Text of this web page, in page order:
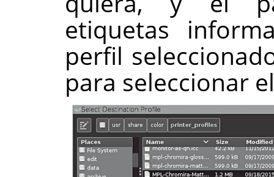
etiquetas
perfil
para seleccionar